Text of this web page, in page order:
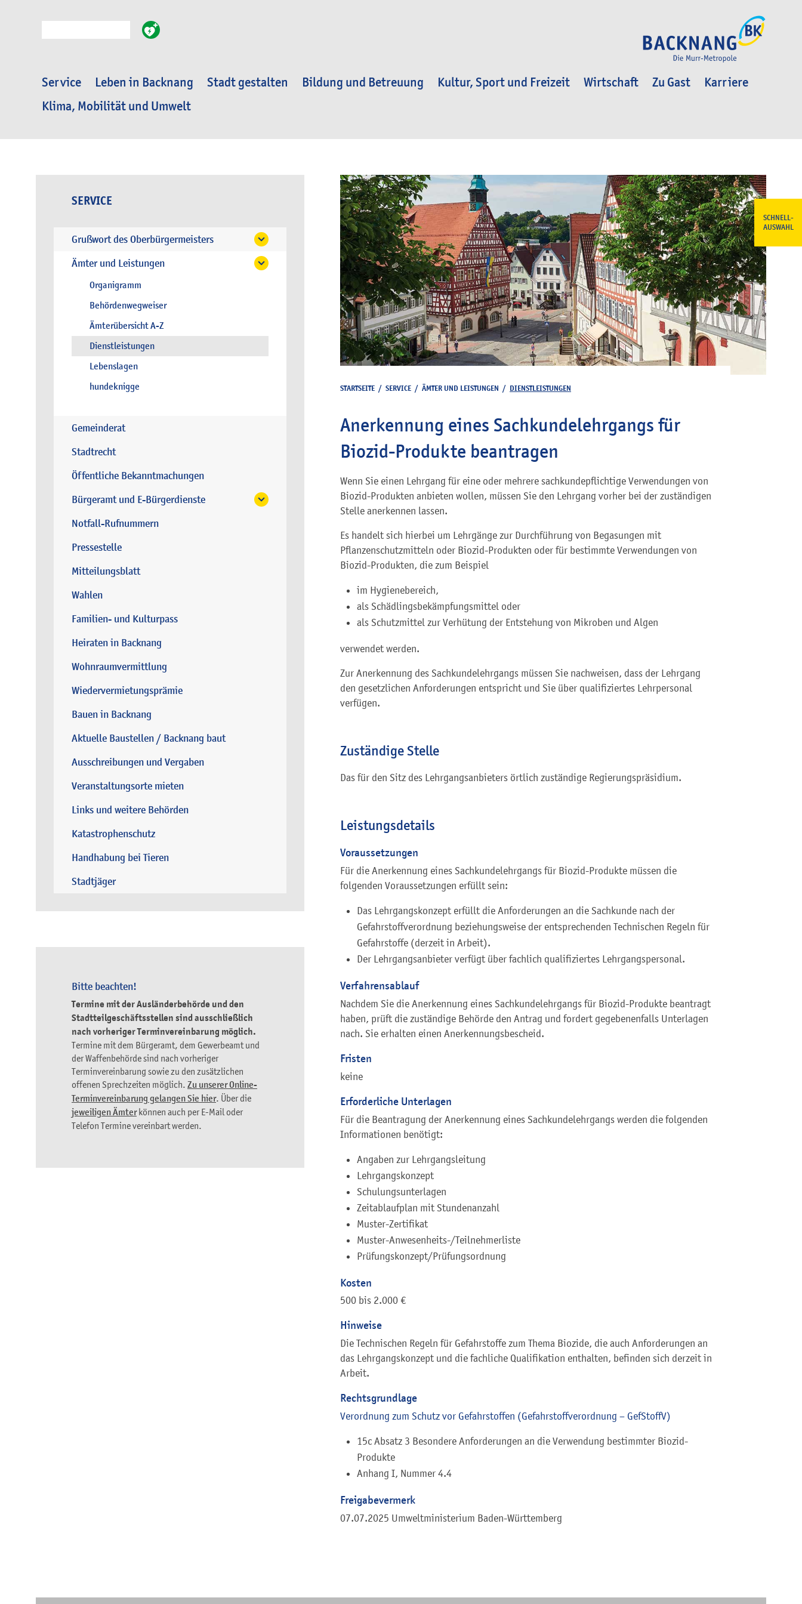
Service Leben in Backnang Stadt gestalten Bildung und Betreuung Kultur, Sport und Freizeit Wirtschaft Zu Gast
Karriere
Klima, Mobilität und Umwelt
SCHNELL-
AUSWAHL
SERVICE
Grußwort des Oberbürgermeisters
Ämter und Leistungen
Organigramm
Behördenwegweiser
Ämterübersicht A-Z
Dienstleistungen
Lebenslagen
hundeknigge
Gemeinderat
Stadtrecht
Öffentliche Bekanntmachungen
Bürgeramt und E-Bürgerdienste
Notfall-Rufnummern
Pressestelle
Mitteilungsblatt
Wahlen
Familien- und Kulturpass
Heiraten in Backnang
Wohnraumvermittlung
Wiedervermietungsprämie
Bauen in Backnang
Aktuelle Baustellen / Backnang baut
Ausschreibungen und Vergaben
Veranstaltungsorte mieten
Links und weitere Behörden
Katastrophenschutz
Handhabung bei Tieren
Stadtjäger
Bitte beachten!
Termine mit der Ausländerbehörde und den
Stadtteilgeschäftsstellen sind ausschließlich
nach vorheriger Terminvereinbarung möglich.
Termine mit dem Bürgeramt, dem Gewerbeamt und
der Waffenbehörde sind nach vorheriger
Terminvereinbarung sowie zu den zusätzlichen
offenen Sprechzeiten möglich. Zu unserer Online-
Terminvereinbarung gelangen Sie hier. Über die
jeweiligen Ämterkönnen auch per E-Mail oder
Telefon Termine vereinbart werden.
STARTSEITE / SERVICE / ÄMTER UND LEISTUNGEN / DIENSTLEISTUNGEN
Anerkennung eines Sachkundelehrgangs für
Biozid-Produkte beantragen
Wenn Sie einen Lehrgang für eine oder mehrere sachkundepflichtige Verwendungen von
Biozid-Produkten anbieten wollen, müssen Sie den Lehrgang vorher bei der zuständigen
Stelle anerkennen lassen.
Es handelt sich hierbei um Lehrgänge zur Durchführung von Begasungen mit
Pflanzenschutzmitteln oder Biozid-Produkten oder für bestimmte Verwendungen von
Biozid-Produkten, die zum Beispiel
im Hygienebereich,
als Schädlingsbekämpfungsmittel oder
als Schutzmittel zur Verhütung der Entstehung von Mikroben und Algen
verwendet werden.
Zur Anerkennung des Sachkundelehrgangs müssen Sie nachweisen, dass der Lehrgang
den gesetzlichen Anforderungen entspricht und Sie über qualifiziertes Lehrpersonal
verfügen.
Zuständige Stelle
Das für den Sitz des Lehrgangsanbieters örtlich zuständige Regierungspräsidium.
Leistungsdetails
Voraussetzungen
Für die Anerkennung eines Sachkundelehrgangs für Biozid-Produkte müssen die
folgenden Voraussetzungen erfüllt sein:
Das Lehrgangskonzept erfüllt die Anforderungen an die Sachkunde nach der
Gefahrstoffverordnung beziehungsweise der entsprechenden Technischen Regeln für
Gefahrstoffe (derzeit in Arbeit).
Der Lehrgangsanbieter verfügt über fachlich qualifiziertes Lehrgangspersonal.
Verfahrensablauf
Nachdem Sie die Anerkennung eines Sachkundelehrgangs für Biozid-Produkte beantragt
haben, prüft die zuständige Behörde den Antrag und fordert gegebenenfalls Unterlagen
nach. Sie erhalten einen Anerkennungsbescheid.
Fristen
keine
Erforderliche Unterlagen
Für die Beantragung der Anerkennung eines Sachkundelehrgangs werden die folgenden
Informationen benötigt:
Angaben zur Lehrgangsleitung
Lehrgangskonzept
Schulungsunterlagen
Zeitablaufplan mit Stundenanzahl
Muster-Zertifikat
Muster-Anwesenheits-/Teilnehmerliste
Prüfungskonzept/Prüfungsordnung
Kosten
500 bis 2.000 €
Hinweise
Die Technischen Regeln für Gefahrstoffe zum Thema Biozide, die auch Anforderungen an
das Lehrgangskonzept und die fachliche Qualifikation enthalten, befinden sich derzeit in
Arbeit.
Rechtsgrundlage
Verordnung zum Schutz vor Gefahrstoffen (Gefahrstoffverordnung – GefStoffV)
15c Absatz 3 Besondere Anforderungen an die Verwendung bestimmter Biozid-
Produkte
Anhang I, Nummer 4.4
Freigabevermerk
07.07.2025 Umweltministerium Baden-Württemberg